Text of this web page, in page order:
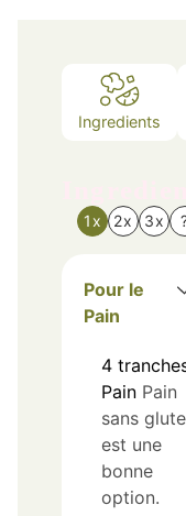
Ingredients
1x 2x 3x
Pour le
Pain
4
Pain Pain
sans
est une
bonne
option.